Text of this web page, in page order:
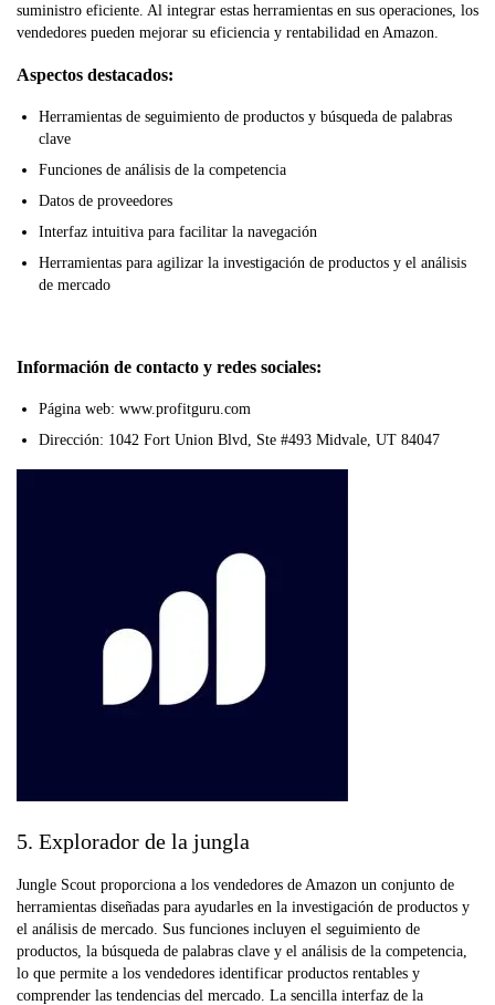
suministro eficiente. Al integrar estas herramientas en sus operaciones, los
vendedores pueden mejorar su eficiencia y rentabilidad en Amazon.
Aspectos destacados:
Herramientas de seguimiento de productos y búsqueda de palabras
clave
Funciones de análisis de la competencia
Datos de proveedores
Interfaz intuitiva para facilitar la navegación
Herramientas para agilizar la investigación de productos y el análisis
de mercado
Información de contacto y redes sociales:
Página web: www.profitguru.com
Dirección: 1042 Fort Union Blvd, Ste #493 Midvale, UT 84047
5. Explorador de la jungla
Jungle Scout proporciona a los vendedores de Amazon un conjunto de
herramientas diseñadas para ayudarles en la investigación de productos y
el análisis de mercado. Sus funciones incluyen el seguimiento de
productos, la búsqueda de palabras clave y el análisis de la competencia,
lo que permite a los vendedores identificar productos rentables y
comprender las tendencias del mercado. La sencilla interfaz de la